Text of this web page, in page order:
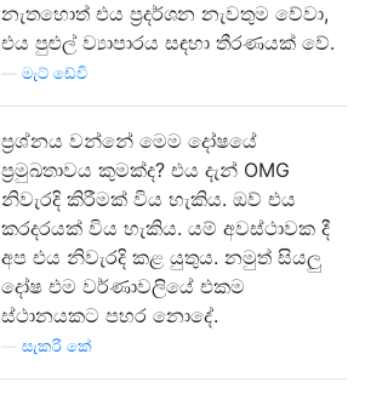
නැතහොත් එය ප්‍රදර්ශන නැවතුම වේවා,
එය පුළුල් ව්‍යාපාරය සඳහා තීරණයක් වේ.
මැට් ඩේවි
ප්‍රශ්නය වන්නේ මෙම දෝෂයේ
ප්‍රමුඛතාවය කුමක්ද? එය දැන් OMG
නිවැරදි කිරීමක් විය හැකිය. ඔව් එය
කරදරයක් විය හැකිය. යම් අවස්ථාවක දී
අප එය නිවැරදි කළ යුතුය. නමුත් සියලු
දෝෂ එම වර්ණාවලියේ එකම
ස්ථානයකට පහර නොදේ.
සැකරි කේ